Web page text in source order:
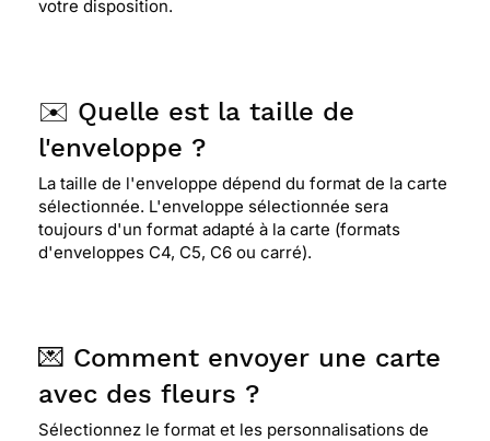
votre disposition.
✉️ Quelle est la taille de
l'enveloppe ?
La taille de l'enveloppe dépend du format de la carte
sélectionnée. L'enveloppe sélectionnée sera
toujours d'un format adapté à la carte (formats
d'enveloppes C4, C5, C6 ou carré).
💌 Comment envoyer une carte
avec des fleurs ?
Sélectionnez le format et les personnalisations de